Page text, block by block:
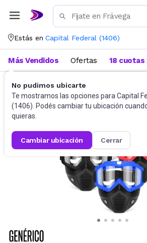
Estás en Capital Federal (1406)
No pudimos ubicarte
Te mostramos las opciones para Capital
(1406). Podés cambiar tu ubicación
quieras.
cambiar ubicación cerrar
Más Vendidos Ofertas 18 cuotas
Disfraces Accesorios para disfraces